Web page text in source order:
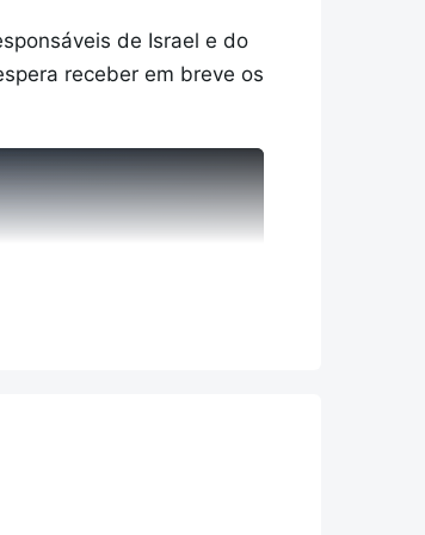
a 11 de junho. O
ao Irão, onde o
por um fio.
da Defesa israelita
​​de Israel e do
receber em breve os